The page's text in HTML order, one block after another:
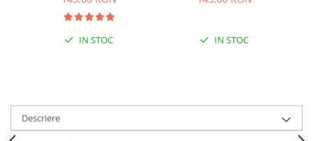
IN STOC IN STOC
Descriere